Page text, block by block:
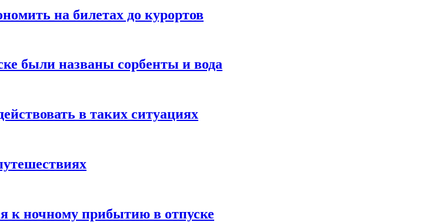
на билетах до курортов
были названы сорбенты и вода
в таких ситуациях
к ночному прибытию в отпуске